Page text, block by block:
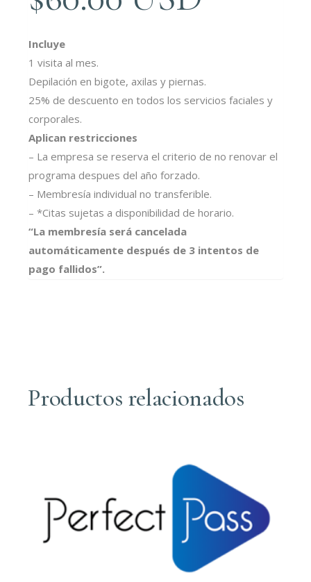
Incluye
1 visita al mes.
Depilación en bigote, axilas y piernas.
25% de descuento en todos los servicios faciales y
corporales.
Aplican restricciones
– La empresa se reserva el criterio de no renovar el
programa despues del año forzado.
– Membresía individual no transferible.
– *Citas sujetas a disponibilidad de horario.
“La membresía será cancelada
automáticamente después de 3 intentos de
pago fallidos”.
Productos relacionados